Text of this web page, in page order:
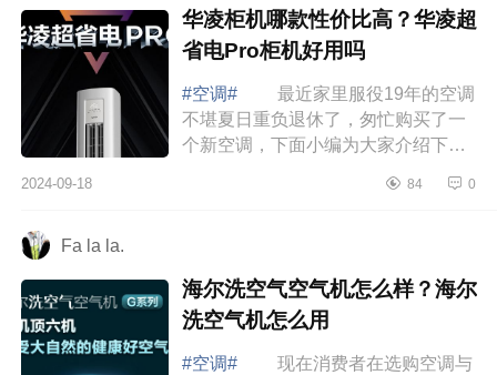
华凌柜机哪款性价比高？华凌超
省电Pro柜机好用吗
#空调#
最近家里服役19年的空调
不堪夏日重负退休了，匆忙购买了一
个新空调，下面小编为大家介绍下华
柜机好用吗 华凌柜机哪款性价比
2024-09-18 84 0
Fa la la.
海尔洗空气空气机怎么样？海尔
洗空气机怎么用
#空调#
现在消费者在选购空调与